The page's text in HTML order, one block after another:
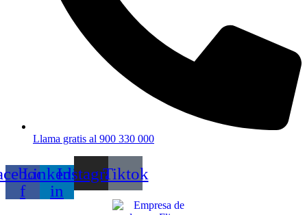
Llama gratis al 900 330 000
f
Linkedin-
in
InstagramTiktok